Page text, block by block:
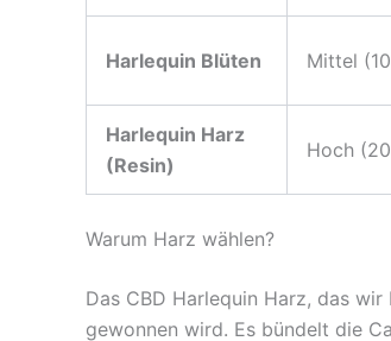
Harlequin Blüten Mittel
Harlequin Harz
(Resin)
Hoch
Warum Harz wählen?
Das CBD Harlequin Harz, das
gewonnen wird. Es bündelt die